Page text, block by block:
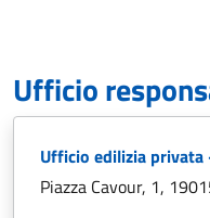
Ufficio
Ufficio edilizia privata
Piazza Cavour, 1,